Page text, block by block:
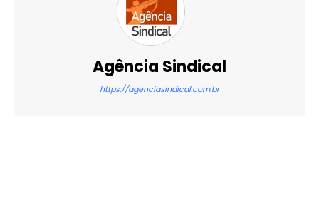
Agência Sindical
https://agenciasindical.com.br